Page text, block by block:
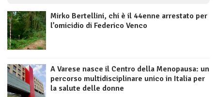
Mirko Bertellini, chi è il 44enne arrestato per
l’omicidio di Federico Venco
A Varese nasce il Centro della Menopausa: un
percorso multidisciplinare unico in Italia per
la salute delle donne